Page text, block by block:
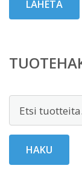
HAKU